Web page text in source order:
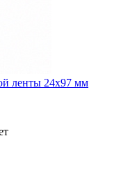
ленты 24х97 мм